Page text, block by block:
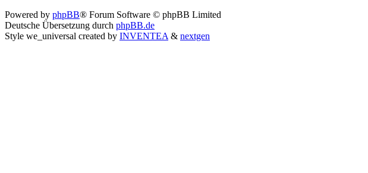
Powered by phpBB® Forum Software © phpBB Limited
Deutsche Übersetzung durch phpBB.de
Style we_universal created by INVENTEA & nextgen